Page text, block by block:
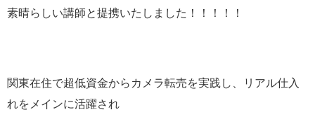
素晴らしい講師と提携いたしました！！！！！
関東在住で超低資金からカメラ転売を実践し、リアル仕入
れをメインに活躍され